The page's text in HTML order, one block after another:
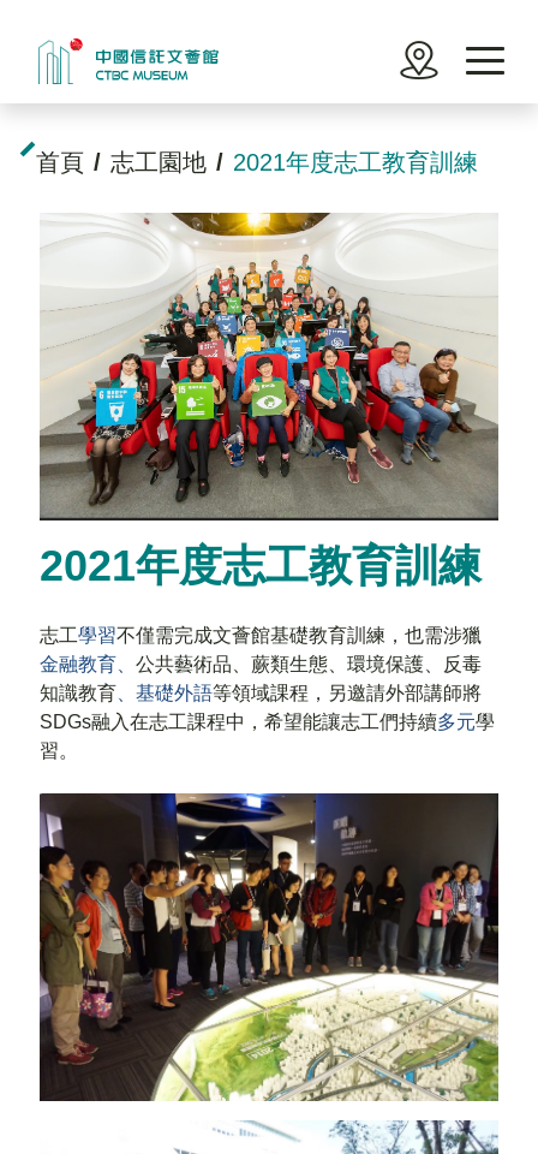
認識文薈館
參觀
展覽
活動
學習園地
志工園地
首頁 志工園地 2021年度志工教育訓練
2021年度志工教育訓練
志工學習不僅需完成文薈館基礎教育訓練 ， 也需涉獵
金融教育、 公共藝術品、蕨類生態、環境保護、反毒
知識教育 、基礎外語等領域課程，另邀請外部講師將
SDGs融入在志工課程中 ， 希望能讓志工們持續多元學
習。